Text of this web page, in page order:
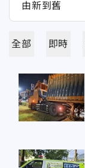
全部 即時